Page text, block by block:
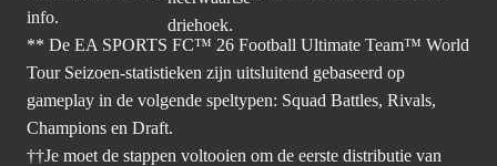
info.
** De EA SPORTS FC™ 26 Football Ultimate Team™ World
Tour Seizoen-statistieken zijn uitsluitend gebaseerd op
gameplay in de volgende speltypen: Squad Battles, Rivals,
Champions en Draft.
††Je moet de stappen voltooien om de eerste distributie van